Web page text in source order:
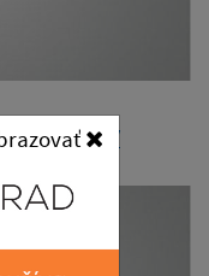
- schválený